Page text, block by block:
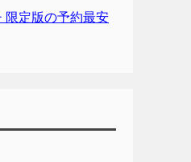
限定版の予約最安